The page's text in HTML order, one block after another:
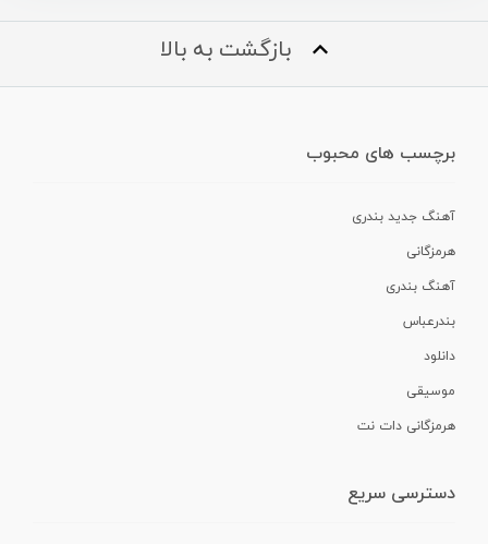
بازگشت به بالا
برچسب های محبوب
آهنگ جدید بندری
هرمزگانی
آهنگ بندری
بندرعباس
دانلود
موسیقی
هرمزگانی دات نت
دسترسی سریع